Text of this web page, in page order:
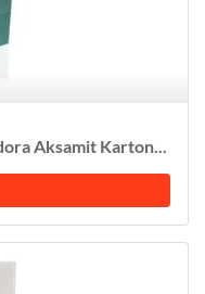
Aksamit Karton...